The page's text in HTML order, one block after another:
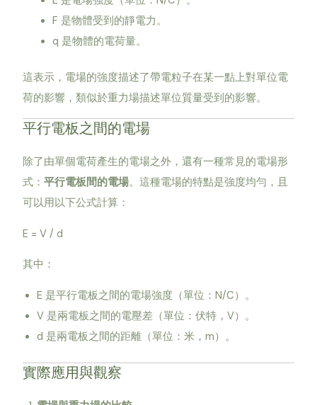
F 是物體受到的靜電力。
q 是物體的電荷量。
這表示，電場的強度描述了帶電粒子在某一點上對單位電
荷的影響，類似於重力場描述單位質量受到的影響。
平行電板之間的電場
除了由單個電荷產生的電場之外，還有一種常見的電場形
式：平行電板間的電場。這種電場的特點是強度均勻，且
可以用以下公式計算：
E = V / d
其中：
E 是平行電板之間的電場強度（單位：N/C）。
V 是兩電板之間的電壓差（單位：伏特，V）。
d 是兩電板之間的距離（單位：米，m）。
實際應用與觀察